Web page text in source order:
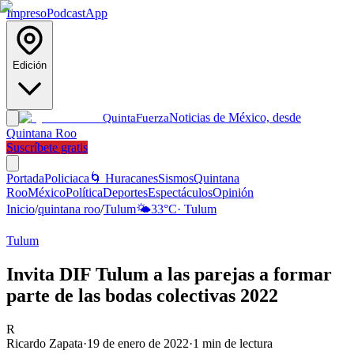
ImpresoPodcastApp
Edición
QuintaFuerzaNoticias de México, desde
Quintana Roo
Suscríbete gratis
PortadaPoliciaca 🌀 HuracanesSismosQuintana
RooMéxicoPolíticaDeportesEspectáculosOpinión
Inicio/quintana roo/Tulum🌤️33°C· Tulum
Tulum
Invita DIF Tulum a las parejas a formar
parte de las bodas colectivas 2022
R
Ricardo Zapata·19 de enero de 2022·1 min de lectura